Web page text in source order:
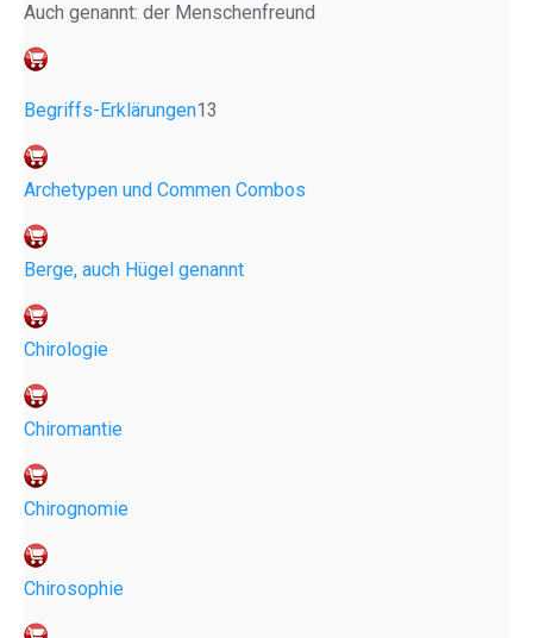
Auch genannt: der Menschenfreund
Begriffs-Erklärungen13
Archetypen und Commen Combos
Berge, auch Hügel genannt
Chirologie
Chiromantie
Chirognomie
Chirosophie